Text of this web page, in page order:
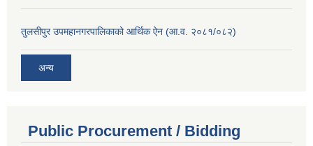
तुलसीपुर उपमहानगरपालिकाको आर्थिक ऐन (आ.व. २०८१/०८२)
अन्य
Public Procurement / Bidding